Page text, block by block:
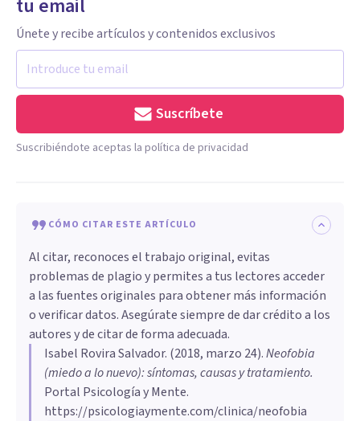
tu email
Únete y recibe artículos y contenidos exclusivos
Suscríbete
Suscribiéndote aceptas la política de privacidad
CÓMO CITAR ESTE ARTÍCULO
Al citar, reconoces el trabajo original, evitas
problemas de plagio y permites a tus lectores acceder
a las fuentes originales para obtener más información
o verificar datos. Asegúrate siempre de dar crédito a los
autores y de citar de forma adecuada.
Isabel Rovira Salvador. (2018, marzo 24).Neofobia
(miedo a lo nuevo): síntomas, causas y tratamiento.
Portal Psicología y Mente.
https://psicologiaymente.com/clinica/neofobia